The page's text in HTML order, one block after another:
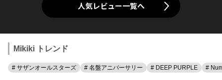
人気レビュー一覧へ
Mikiki トレンド
# サザンオールスターズ # 名盤アニバーサリー # DEEP PURPLE #